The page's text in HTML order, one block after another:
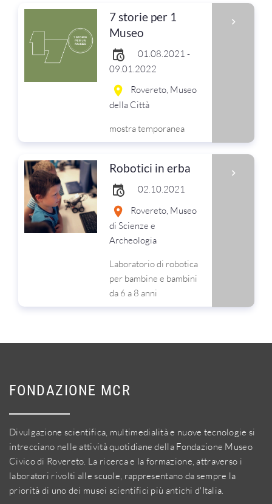
7 storie per 1
Museo
01.08.2021 -
09.01.2022
Rovereto, Museo
della Città
mostra temporanea
Robotici in erba
02.10.2021
Rovereto, Museo
di Scienze e
Archeologia
Laboratorio di robotica
per bambine e bambini
da 6 a 8 anni
FONDAZIONE MCR
Divulgazione scientifica, multimedialità e nuove tecnologie si
intrecciano nelle attività quotidiane della Fondazione Museo
Civico di Rovereto. La ricerca e la formazione, attraverso i
laboratori rivolti alle scuole, rappresentano da sempre la
priorità di uno dei musei scientifici più antichi d'Italia.